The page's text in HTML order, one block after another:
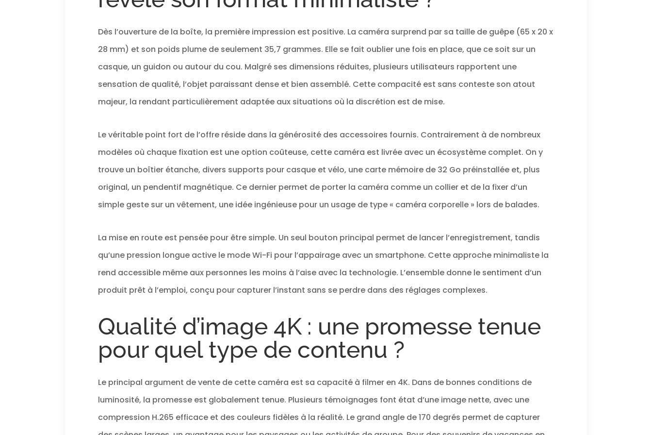
polyvalent pour diverses applications 🧲 Installation Partout. Cette mini
clip aimanté pour une utilisation comme caméra poitrine. Associez le
clip rotatif 360° au boîtier étanche pour l'installer sur un casque ou une
planche comme caméra casque. Ou fixez-la avec la sangle en silicone
velcro sur un bras, un arbre ou un collier d’animal pour des angles
Batterie Longue Durée Intégrée de 800 mAh. Cette mini caméra sportive
offre jusqu’à 120 minutes d’enregistrement continu, idéale pour la
randonnée, le cyclisme ou diverses activités. Combine les fonctionnalités
l’enregistrement pendant la charge, pour ne jamais manquer un
moment précieux
Dès l’ouverture de la boîte, la première impression est positive. La caméra surprend par sa taille de guêpe (65 x 20 x
28 mm) et son poids plume de seulement 35,7 grammes. Elle se fait oublier une fois en place, que ce soit sur un
casque, un guidon ou autour du cou. Malgré ses dimensions réduites, plusieurs utilisateurs rapportent une
sensation de qualité, l’objet paraissant dense et bien assemblé. Cette compacité est sans conteste son atout
majeur, la rendant particulièrement adaptée aux situations où la discrétion est de mise.
Le véritable point fort de l’offre réside dans la générosité des accessoires fournis. Contrairement à de nombreux
modèles où chaque fixation est une option coûteuse, cette caméra est livrée avec un écosystème complet. On y
trouve un boîtier étanche, divers supports pour casque et vélo, une carte mémoire de 32 Go préinstallée et, plus
original, un pendentif magnétique. Ce dernier permet de porter la caméra comme un collier et de la fixer d’un
simple geste sur un vêtement, une idée ingénieuse pour un usage de type « caméra corporelle » lors de balades.
La mise en route est pensée pour être simple. Un seul bouton principal permet de lancer l’enregistrement, tandis
qu’une pression longue active le mode Wi-Fi pour l’appairage avec un smartphone. Cette approche minimaliste la
rend accessible même aux personnes les moins à l’aise avec la technologie. L’ensemble donne le sentiment d’un
produit prêt à l’emploi, conçu pour capturer l’instant sans se perdre dans des réglages complexes.
Qualité d’image 4K : une promesse tenue
pour quel type de contenu ?
Le principal argument de vente de cette caméra est sa capacité à filmer en 4K. Dans de bonnes conditions de
luminosité, la promesse est globalement tenue. Plusieurs témoignages font état d’une image nette, avec une
compression H.265 efficace et des couleurs fidèles à la réalité. Le grand angle de 170 degrés permet de capturer